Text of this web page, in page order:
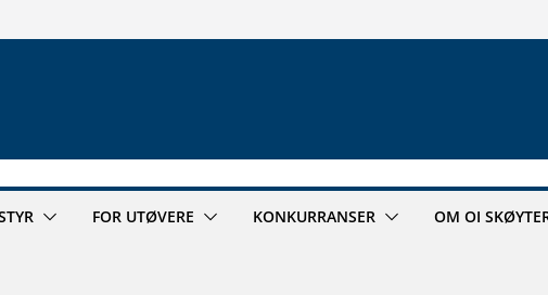
FOR UTØVERE KONKURRANSER OM OI